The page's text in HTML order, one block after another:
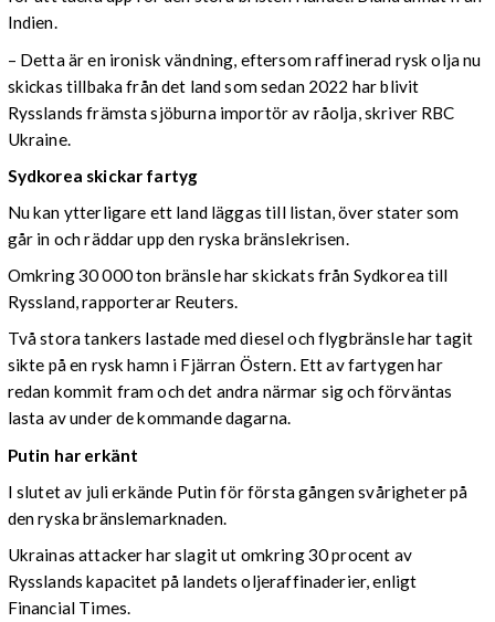
Indien.
– Detta är en ironisk vändning, eftersom raffinerad rysk olja nu
skickas tillbaka från det land som sedan 2022 har blivit
Rysslands främsta sjöburna importör av råolja, skriver RBC
Ukraine.
Sydkorea skickar fartyg
Nu kan ytterligare ett land läggas till listan, över stater som
går in och räddar upp den ryska bränslekrisen.
Omkring 30 000 ton bränsle har skickats från Sydkorea till
Ryssland, rapporterar Reuters.
Två stora tankers lastade med diesel och flygbränsle har tagit
sikte på en rysk hamn i Fjärran Östern. Ett av fartygen har
redan kommit fram och det andra närmar sig och förväntas
lasta av under de kommande dagarna.
Putin har erkänt
I slutet av juli erkände Putin för första gången svårigheter på
den ryska bränslemarknaden.
Ukrainas attacker har slagit ut omkring 30 procent av
Rysslands kapacitet på landets oljeraffinaderier, enligt
Financial Times.